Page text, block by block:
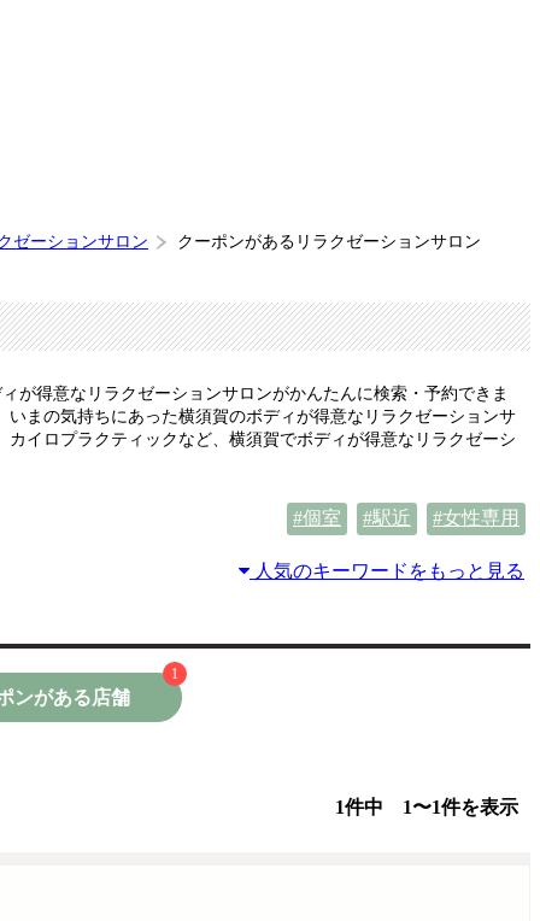
ゼーションサロン クーポンがあるリラクゼーションサロン
が得意なリラクゼーションサロンがかんたんに検索・予約できま
まの気持ちにあった横須賀のボディが得意なリラクゼーションサ
イロプラクティックなど、横須賀でボディが得意なリラクゼーシ
個室 駅近 女性専用
人気のキーワードをもっと見る
ンがある店舗
1
1件中 1〜1件を表示